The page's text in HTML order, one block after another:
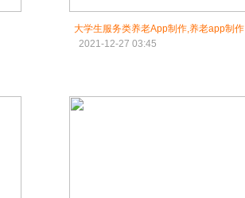
大学生服务类养老App制作,养老app制作
2021-12-27 03:45